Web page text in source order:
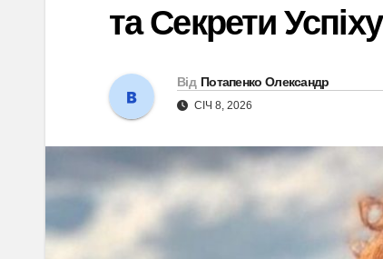
та Секрети Успіху
Від Потапенко Олександр
СІЧ 8, 2026